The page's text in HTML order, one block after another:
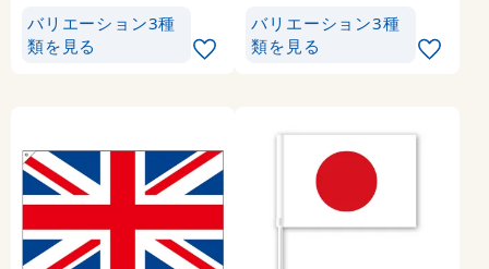
バリエーション3種
類を見る
バリエーション3種
類を見る